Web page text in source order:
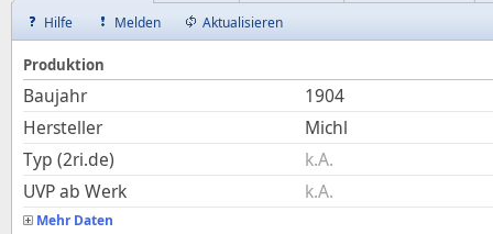
Hilfe
Melden Aktualisieren
Produktion
Baujahr
1904
Hersteller
Michl
Typ (2ri.de)
k.A.
UVP ab Werk
k.A.
Mehr Daten